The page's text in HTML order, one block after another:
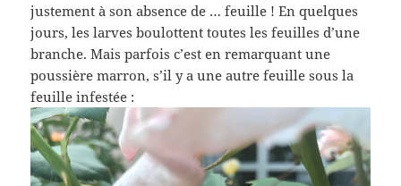
justement à son absence de … feuille ! En quelques
jours, les larves boulottent toutes les feuilles d’une
branche. Mais parfois c’est en remarquant une
poussière marron, s’il y a une autre feuille sous la
feuille infestée :